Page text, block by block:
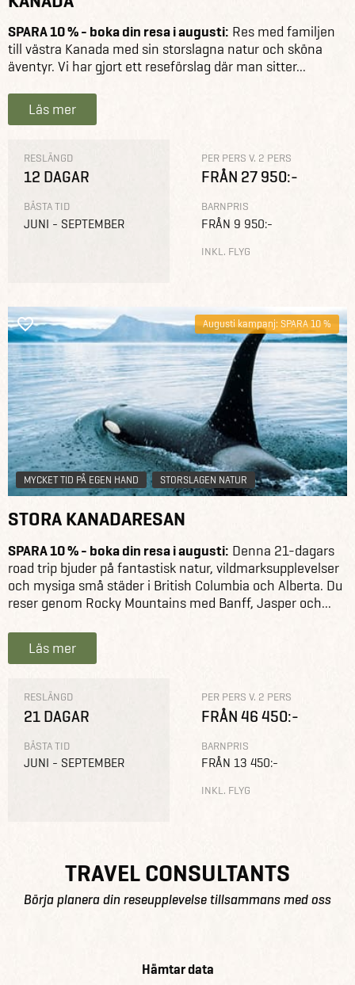
SPARA 10 % - boka din resa i augusti: Res med familjen
till västra Kanada med sin storslagna natur och sköna
äventyr. Vi har gjort ett reseförslag där man sitter...
Läs mer
RESLÄNGD
12 DAGAR
BÄSTA TID
JUNI - SEPTEMBER
PER PERS V. 2 PERS
FRÅN 27 950:-
BARNPRIS
FRÅN 9 950:-
INKL. FLYG
Augusti kampanj: SPARA 10 %
MYCKET TID PÅ EGEN HAND STORSLAGEN NATUR
STORA KANADARESAN
SPARA 10 % - boka din resa i augusti: Denna 21-dagars
road trip bjuder på fantastisk natur, vildmarksupplevelser
och mysiga små städer i British Columbia och Alberta. Du
reser genom Rocky Mountains med Banff, Jasper och...
Läs mer
RESLÄNGD
21 DAGAR
BÄSTA TID
JUNI - SEPTEMBER
PER PERS V. 2 PERS
FRÅN 46 450:-
BARNPRIS
FRÅN 13 450:-
INKL. FLYG
TRAVEL CONSULTANTS
Börja planera din reseupplevelse tillsammans med oss
Hämtar data